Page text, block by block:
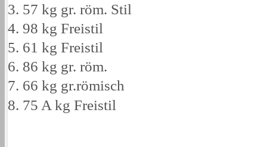
3. 57 kg gr. röm. Stil
4. 98 kg Freistil
5. 61 kg Freistil
6. 86 kg gr. röm.
7. 66 kg gr.römisch
8. 75 A kg Freistil